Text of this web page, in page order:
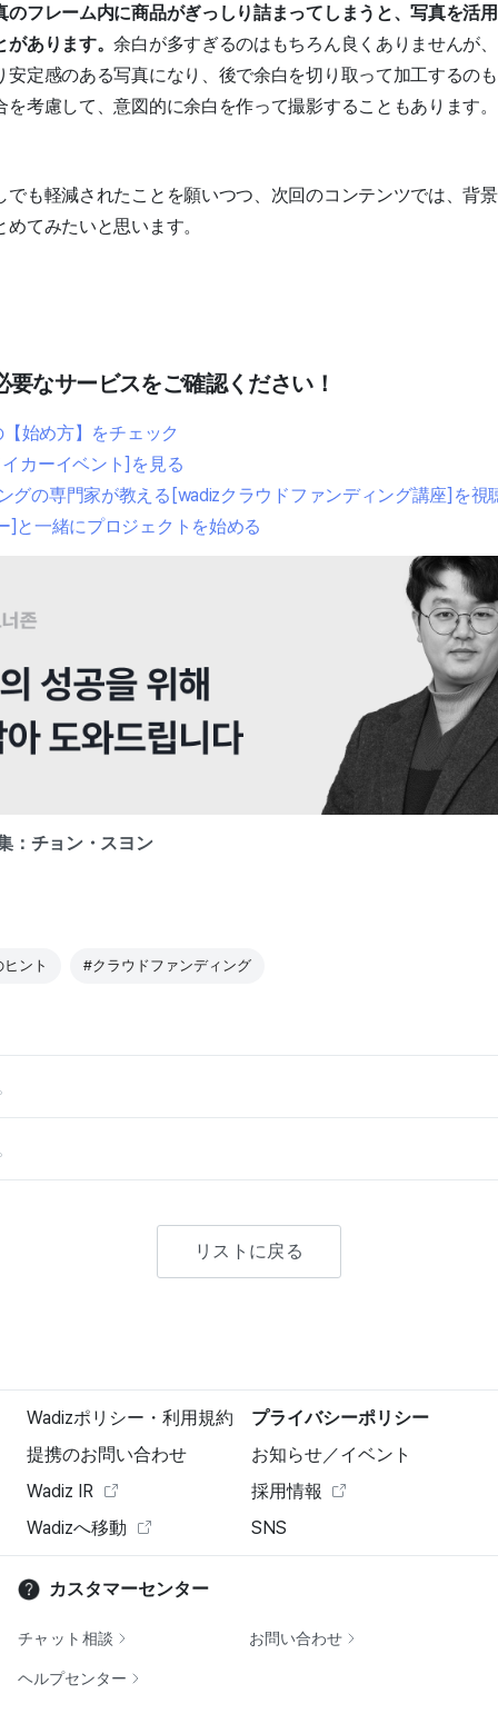
のフレーム内に商品がぎっしり詰まってしまうと、写真を活
があります。余白が多すぎるのはもちろん良くありませんが
安定感のある写真になり、後で余白を切り取って加工するの
を考慮して、意図的に余白を作って撮影することもあります
でも軽減されたことを願いつつ、次回のコンテンツでは、背
てみたいと思います。
なサービスをご確認ください！
始め方】をチェック
カーイベント]を見る
グの専門家が教える[wadizクラウドファンディング講座]を視
]と一緒にプロジェクトを始める
：チョン・スヨン
ント #クラウドファンディング
リストに戻る
Wadizポリシー・利用規約
プライバシーポリシー
提携のお問い合わせ
お知らせ／イベント
Wadiz IR
採用情報
Wadizへ移動
SNS
カスタマーセンター
チャット相談 お問い合わせ
ヘルプセンター